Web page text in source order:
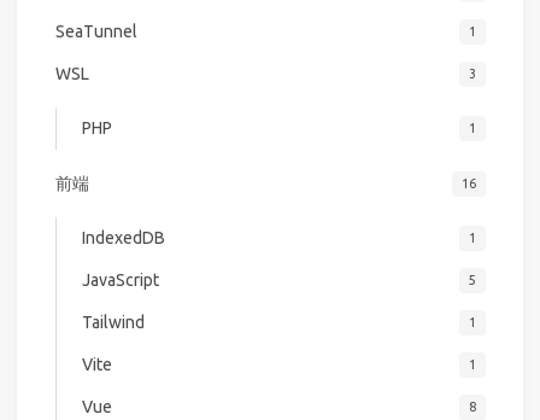
SeaTunnel 1
WSL 3
PHP 1
前端 16
IndexedDB 1
JavaScript 5
Tailwind 1
Vite 1
Vue 8